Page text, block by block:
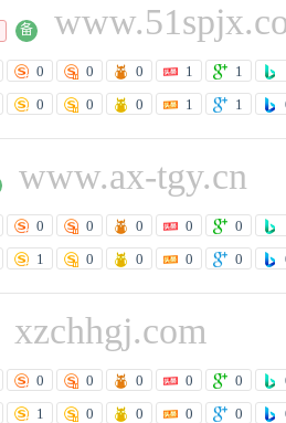
备
0 0 0 1 1
0 0 0 1 1
www.ax-tgy.cn
0 0 0 0 0
1 0 0 0 0
xzchhgj.com
0 0 0 0 0
1 0 0 0 0